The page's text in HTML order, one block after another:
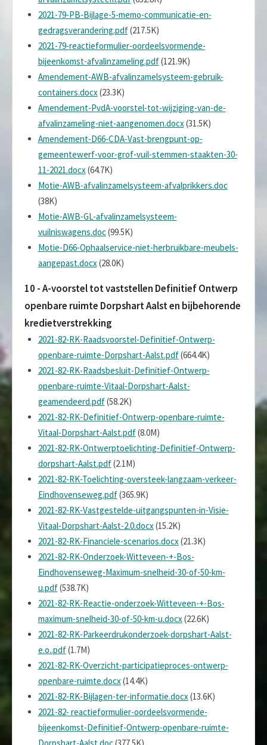
2021-79-PB-Bijlage-5-memo-communicatie-en-
gedragsverandering.pdf(217.5K)
2021-79-reactieformulier-oordeelsvormende-
bijeenkomst-afvalinzameling.pdf(121.9K)
Amendement-AWB-afvalinzamelsysteem-gebruik-
containers.docx (23.3K)
Amendement-PvdA-voorstel-tot-wijziging-van-de-
afvalinzameling-niet-aangenomen.docx (31.5K)
Amendement-D66-CDA-Vast-brengpunt-op-
gemeentewerf-voor-grof-vuil-stemmen-staakten-30-
11-2021.docx (64.7K)
Motie-AWB-afvalinzamelsysteem-afvalprikkers.doc
(38K)
Motie-AWB-GL-afvalinzamelsysteem-
vuilniswagens.doc(99.5K)
Motie-D66-Ophaalservice-niet-herbruikbare-meubels-
aangepast.docx (28.0K)
10 - A-voorstel tot vaststellen Definitief Ontwerp
openbare ruimte Dorpshart Aalst en bijbehorende
kredietverstrekking
2021-82-RK-Raadsvoorstel-Definitief-Ontwerp-
openbare-ruimte-Dorpshart-Aalst.pdf(664.4K)
2021-82-RK-Raadsbesluit-Definitief-Ontwerp-
openbare-ruimte-Vitaal-Dorpshart-Aalst-
geamendeerd.pdf(58.2K)
2021-82-RK-Definitief-Ontwerp-openbare-ruimte-
Vitaal-Dorpshart-Aalst.pdf(8.0M)
2021-82-RK-Ontwerptoelichting-Definitief-Ontwerp-
dorpshart-Aalst.pdf(2.1M)
2021-82-RK-Toelichting-oversteek-langzaam-verkeer-
Eindhovenseweg.pdf(365.9K)
2021-82-RK-Vastgestelde-uitgangspunten-in-Visie-
Vitaal-Dorpshart-Aalst-2.0.docx (15.2K)
2021-82-RK-Financiele-scenarios.docx (21.3K)
2021-82-RK-Onderzoek-Witteveen-+-Bos-
Eindhovenseweg-Maximum-snelheid-30-of-50-km-
u.pdf(538.7K)
2021-82-RK-Reactie-onderzoek-Witteveen-+-Bos-
maximum-snelheid-30-of-50-km-u.docx (22.6K)
2021-82-RK-Parkeerdrukonderzoek-dorpshart-Aalst-
e.o..pdf(1.7M)
2021-82-RK-Overzicht-participatieproces-ontwerp-
openbare-ruimte.docx (14.4K)
2021-82-RK-Bijlagen-ter-informatie.docx (13.6K)
2021-82- reactieformulier-oordeelsvormende-
bijeenkomst-Definitief-Ontwerp-openbare-ruimte-
Dorpshart-Aalst.doc (377.5K)